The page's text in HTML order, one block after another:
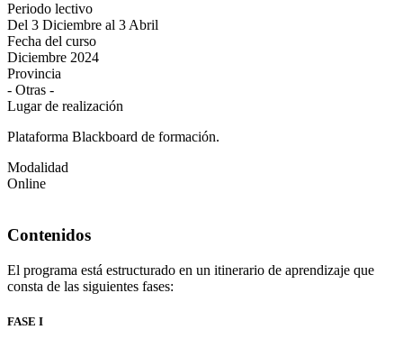
Periodo lectivo
Del 3 Diciembre al 3 Abril
Fecha del curso
Diciembre 2024
Provincia
- Otras -
Lugar de realización
Plataforma Blackboard de formación.
Modalidad
Online
Contenidos
El programa está estructurado en un itinerario de aprendizaje que
consta de las siguientes fases:
FASE I